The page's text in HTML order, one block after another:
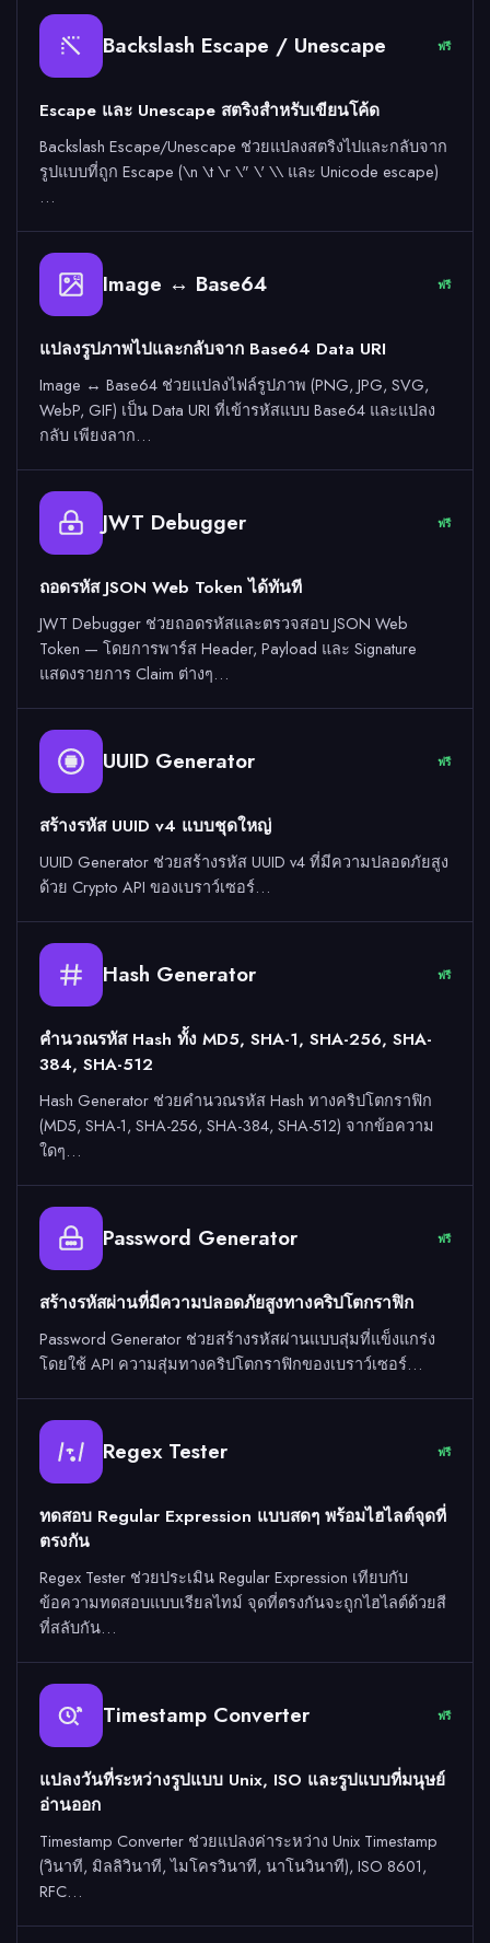
Backslash Escape / Unescape ฟรี
Escape และ Unescape สตริงสำหรับเขียนโค้ด
Backslash Escape/Unescape ช่วยแปลงสตริงไปและกลับจาก
รูปแบบที่ถูก Escape (\n \t \r \" \' \\ และ Unicode escape)
…
64 Image ↔ Base64 ฟรี
แปลงรูปภาพไปและกลับจาก Base64 Data URI
Image ↔ Base64 ช่วยแปลงไฟล์รูปภาพ (PNG, JPG, SVG,
WebP, GIF) เป็น Data URI ที่เข้ารหัสแบบ Base64 และแปลง
กลับ เพียงลาก…
JWT Debugger ฟรี
ถอดรหัส JSON Web Token ได้ทันที
JWT Debugger ช่วยถอดรหัสและตรวจสอบ JSON Web
Token — โดยการพาร์ส Header, Payload และ Signature
แสดงรายการ Claim ต่างๆ…
UUID Generator ฟรี
สร้างรหัส UUID v4 แบบชุดใหญ่
UUID Generator ช่วยสร้างรหัส UUID v4 ที่มีความปลอดภัยสูง
ด้วย Crypto API ของเบราว์เซอร์…
Hash Generator ฟรี
คำนวณรหัส Hash ทั้ง MD5, SHA-1, SHA-256, SHA-
384, SHA-512
Hash Generator ช่วยคำนวณรหัส Hash ทางคริปโตกราฟิก
(MD5, SHA-1, SHA-256, SHA-384, SHA-512) จากข้อความ
ใดๆ…
Password Generator ฟรี
สร้างรหัสผ่านที่มีความปลอดภัยสูงทางคริปโตกราฟิก
Password Generator ช่วยสร้างรหัสผ่านแบบสุ่มที่แข็งแกร่ง
โดยใช้ API ความสุ่มทางคริปโตกราฟิกของเบราว์เซอร์…
Regex Tester ฟรี
ทดสอบ Regular Expression แบบสดๆ พร้อมไฮไลต์จุดที่
ตรงกัน
Regex Tester ช่วยประเมิน Regular Expression เทียบกับ
ข้อความทดสอบแบบเรียลไทม์ จุดที่ตรงกันจะถูกไฮไลต์ด้วยสี
ที่สลับกัน…
Timestamp Converter ฟรี
แปลงวันที่ระหว่างรูปแบบ Unix, ISO และรูปแบบที่มนุษย์
อ่านออก
Timestamp Converter ช่วยแปลงค่าระหว่าง Unix Timestamp
(วินาที, มิลลิวินาที, ไมโครวินาที, นาโนวินาที), ISO 8601,
RFC…